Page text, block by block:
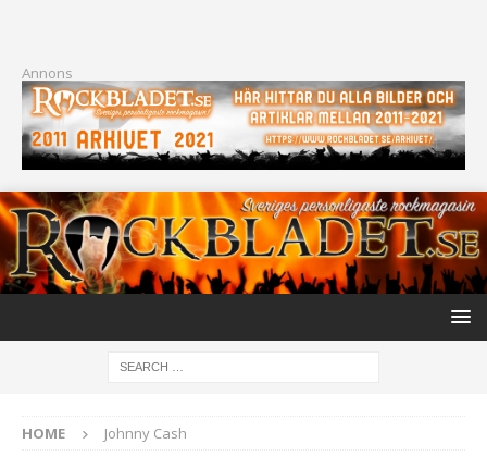
Annons
HOME Johnny Cash